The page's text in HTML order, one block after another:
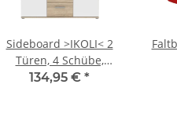
Sideboard >IKOLI< 2
Türen, 4 Schübe,
Sonoma Eiche / Weiss -
134,95 € *